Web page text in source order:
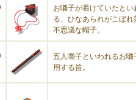
お囃子が着けていたとい
る、ひなあられがこぼれ
不思議な帽子。
五人囃子といわれるお囃
用する笛。